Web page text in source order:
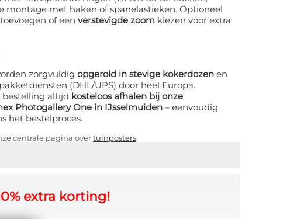
montage met haken of spanelastieken. Optioneel
of een verstevigde zoom kiezen voor extra
zorgvuldig opgerold in stevige kokerdozen en
(DHL/UPS) door heel Europa.
bestelling altijd kosteloos afhalen bij onze
Photogallery One in IJsselmuiden – eenvoudig
het bestelproces.
centrale pagina overtuinposters.
extra korting!